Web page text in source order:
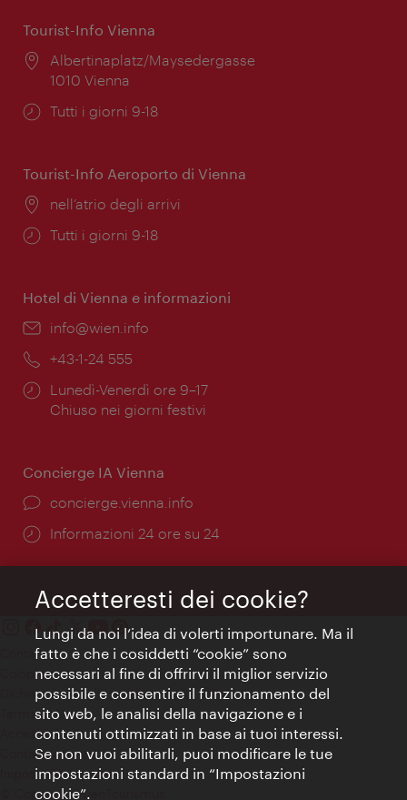
Tourist-Info Vienna
Posizione:
Albertinaplatz/Maysedergasse
1010 Vienna
Orari
Tutti i giorni 9-18
Tourist-Info Aeroporto di Vienna
Posizione:
nell’atrio degli arrivi
Orari
Tutti i giorni 9-18
Hotel di Vienna e informazioni
Email:
info@wien.info
Telefono:
+43-1-24 555
Orari
di
Lunedì-Venerdì ore 9–17
Chiuso nei giorni festivi
Concierge IA Vienna
Ort:
concierge.vienna.info
Öffnungszeiten:
Informazioni 24 ore su 24
Contatti
Colophon
Dichiarazione sulla protezione dei dati
Terms of Use
Accessibilità
Contatto stampa
Impostazioni cookie
© Copyright WienTourismus
Accetteresti dei cookie?
Lungi da noi l’idea di volerti importunare. Ma il
fatto è che i cosiddetti “cookie” sono
necessari al fine di offrirvi il miglior servizio
possibile e consentire il funzionamento del
sito web, le analisi della navigazione e i
contenuti ottimizzati in base ai tuoi interessi.
Se non vuoi abilitarli, puoi modificare le tue
impostazioni standard in “Impostazioni
cookie”.